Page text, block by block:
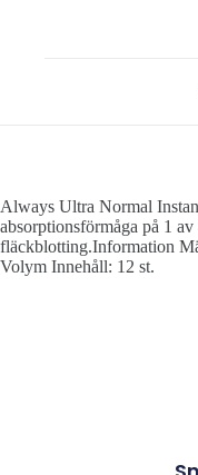
Always Ultra Normal
absorptionsförmåga på 1
fläckblotting.Information
Volym Innehåll: 12 st.